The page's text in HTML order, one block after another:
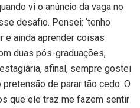
vi o anúncio da vaga no
desafio. Pensei: ‘tenho
e ainda aprender coisas
duas pós-graduações,
afinal, sempre gostei
de parar tão cedo. O
que ele traz me fazem sentir